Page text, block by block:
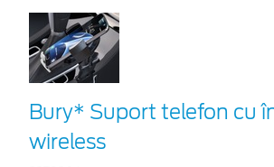
Bury* Suport telefon cu
wireless